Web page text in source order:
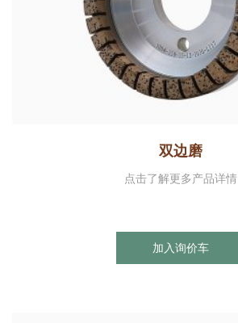
双边磨
点击了解更多产品详情
加入询价车